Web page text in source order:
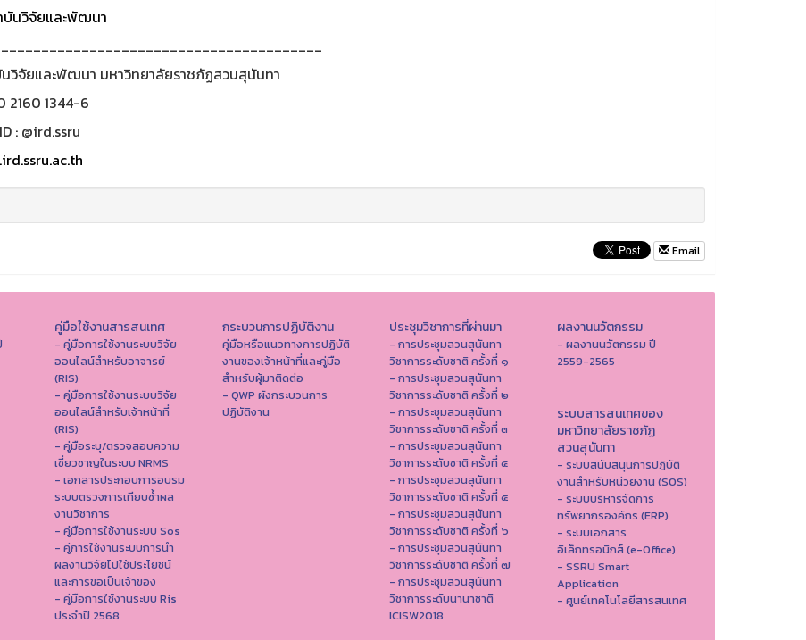
นวิจัยและพัฒนา
วิจัยและพัฒนา มหาวิทยาลัยราชภัฏสวนสุนันทา
2160 1344-6
: @ird.ssru
Email
คู่มือใช้งานสารสนเทศ
- คู่มือการใช้งานระบบวิจัย
ออนไลน์สำหรับอาจารย์
(RIS)
- คู่มือการใช้งานระบบวิจัย
ออนไลน์สำหรับเจ้าหน้าที่
(RIS)
- คู่มือระบุ/ตรวจสอบความ
เชี่ยวชาญในระบบ NRMS
- เอกสารประกอบการอบรม
ระบบตรวจการเทียบซ้ำผล
งานวิชาการ
- คู่มือการใช้งานระบบ Sos
- คู่การใช้งานระบบการนำ
ผลงานวิจัยไปใช้ประโยชน์
และการขอเป็นเจ้าของ
- คู่มือการใช้งานระบบ Ris
ประจำปี 2568
กระบวนการปฏิบัติงาน
คู่มือหรือแนวทางการปฏิบัติ
งานของเจ้าหน้าที่และคู่มือ
สำหรับผู้มาติดต่อ
- QWP ผังกระบวนการ
ปฏิบัติงาน
ประชุมวิชาการที่ผ่านมา
- การประชุมสวนสุนันทา
วิชาการระดับชาติ ครั้งที่ ๑
- การประชุมสวนสุนันทา
วิชาการระดับชาติ ครั้งที่ ๒
- การประชุมสวนสุนันทา
วิชาการระดับชาติ ครั้งที่ ๓
- การประชุมสวนสุนันทา
วิชาการระดับชาติ ครั้งที่ ๔
- การประชุมสวนสุนันทา
วิชาการระดับชาติ ครั้งที่ ๕
- การประชุมสวนสุนันทา
วิชาการระดับชาติ ครั้งที่ ๖
- การประชุมสวนสุนันทา
วิชาการระดับชาติ ครั้งที่ ๗
- การประชุมสวนสุนันทา
วิชาการระดับนานาชาติ
ICISW2018
ผลงานนวัตกรรม
- ผลงานนวัตกรรม ปี
2559-2565
ระบบสารสนเทศของ
มหาวิทยาลัยราชภัฏ
สวนสุนันทา
- ระบบสนับสนุนการปฏิบัติ
งานสำหรับหน่วยงาน (SOS)
- ระบบบริหารจัดการ
ทรัพยากรองค์กร (ERP)
- ระบบเอกสาร
อิเล็กทรอนิกส์ (e-Office)
- SSRU Smart
Application
- ศูนย์เทคโนโลยีสารสนเทศ